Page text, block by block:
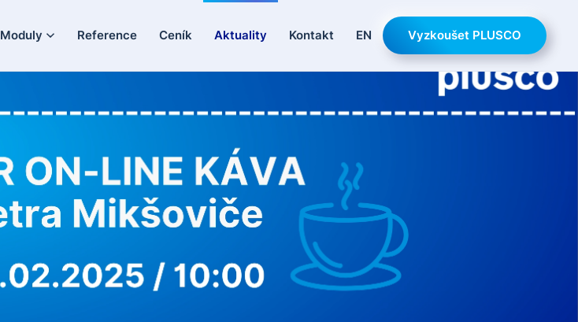
Moduly Reference Ceník Aktuality Kontakt EN Vyzkoušet PLUSCO